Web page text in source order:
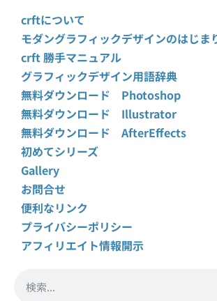
crftについて
モダングラフィックデザインのはじま
crft 勝手マニュアル
グラフィックデザイン用語辞典
無料ダウンロード Photoshop
無料ダウンロード Illustrator
無料ダウンロード AfterEffects
初めてシリーズ
Gallery
お問合せ
便利なリンク
プライバシーポリシー
アフィリエイト情報開示